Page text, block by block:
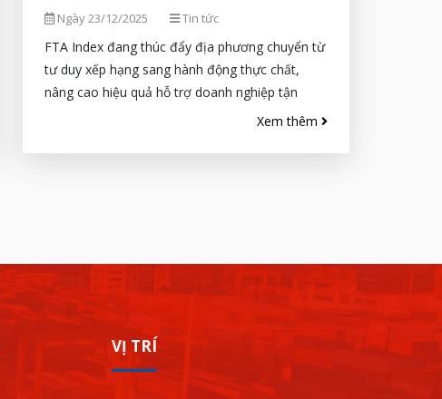
động
Ngày 23/12/2025 Tin tức
FTA Index đang thúc đẩy địa phương chuyển từ
tư duy xếp hạng sang hành động thực chất,
nâng cao hiệu quả hỗ trợ doanh nghiệp tận
Xem thêm
VỊ TRÍ